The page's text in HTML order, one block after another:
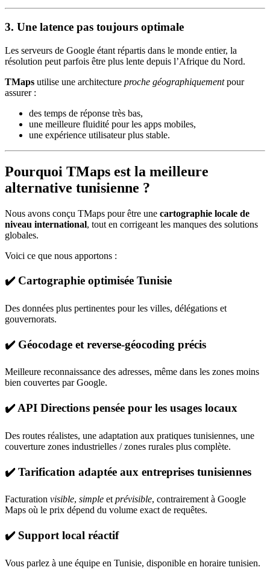
3. Une latence pas toujours optimale
Les serveurs de Google étant répartis dans le monde entier, la
résolution peut parfois être plus lente depuis l’Afrique du Nord.
TMaps utilise une architecture proche géographiquementpour
assurer :
des temps de réponse très bas,
une meilleure fluidité pour les apps mobiles,
une expérience utilisateur plus stable.
Pourquoi TMaps est la meilleure
alternative tunisienne ?
Nous avons conçu TMaps pour être une cartographie locale de
niveau international, tout en corrigeant les manques des solutions
globales.
Voici ce que nous apportons :
✔️ Cartographie optimisée Tunisie
Des données plus pertinentes pour les villes, délégations et
gouvernorats.
✔️ Géocodage et reverse-géocoding précis
Meilleure reconnaissance des adresses, même dans les zones moins
bien couvertes par Google.
✔️ API Directions pensée pour les usages locaux
Des routes réalistes, une adaptation aux pratiques tunisiennes, une
couverture zones industrielles / zones rurales plus complète.
✔️ Tarification adaptée aux entreprises tunisiennes
Facturation visible, simple et prévisible, contrairement à Google
Maps où le prix dépend du volume exact de requêtes.
✔️ Support local réactif
Vous parlez à une équipe en Tunisie, disponible en horaire tunisien.